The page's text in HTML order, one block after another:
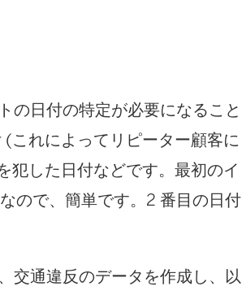
の日付の特定が必要になること
これによってリピーター顧客に
犯した日付などです。最初のイ
ので、簡単です。2 番目の日付
交通違反のデータを作成し、以